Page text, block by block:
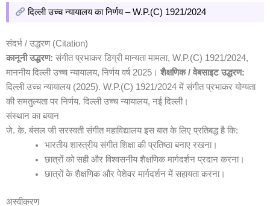
दिल्ली उच्च न्यायालय का निर्णय – W.P.(C) 1921/2024
संदर्भ / उद्धरण (Citation)
कानूनी उद्धरण: संगीत प्रभाकर डिग्री मान्यता मामला, W.P.(C) 1921/2024,
माननीय दिल्ली उच्च न्यायालय, निर्णय वर्ष 2025। शैक्षणिक / वेबसाइट उद्धरण:
दिल्ली उच्च न्यायालय (2025). W.P.(C) 1921/2024 में संगीत प्रभाकर योग्यता
की समतुल्यता पर निर्णय. दिल्ली उच्च न्यायालय, नई दिल्ली।
संस्थान का बयान
जे. के. बंसल जी सरस्वती संगीत महाविद्यालय इस बात के लिए प्रतिबद्ध है कि:
भारतीय शास्त्रीय संगीत शिक्षा की प्रतिष्ठा बनाए रखना।
छात्रों को सही और विश्वसनीय शैक्षणिक मार्गदर्शन प्रदान करना।
छात्रों के शैक्षणिक और पेशेवर मार्गदर्शन में सहायता करना।
अस्वीकरण